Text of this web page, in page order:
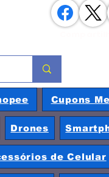
Cupons
Drones
de Celular